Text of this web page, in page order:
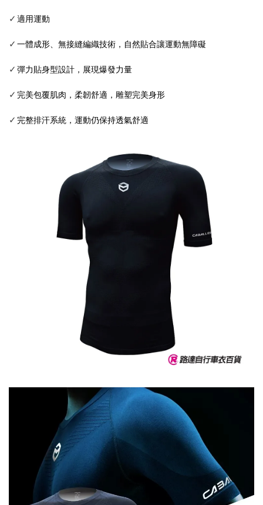
✓ 適用運動
✓ 一體成形、無接縫編織技術，自然貼合讓運動無障礙
✓ 彈力貼身型設計，展現爆發力量
✓ 完美包覆肌肉，柔韌舒適，雕塑完美身形
✓ 完整排汗系統，運動仍保持透氣舒適